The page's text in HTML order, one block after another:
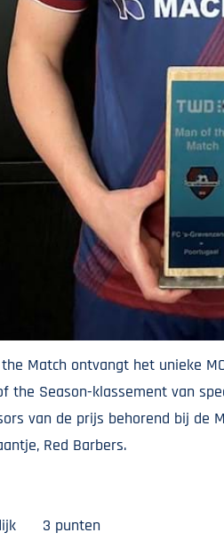
the Match ontvangt het unieke
the Season-klassement van
van de prijs behorend bij de
Red Barbers.
3 punten